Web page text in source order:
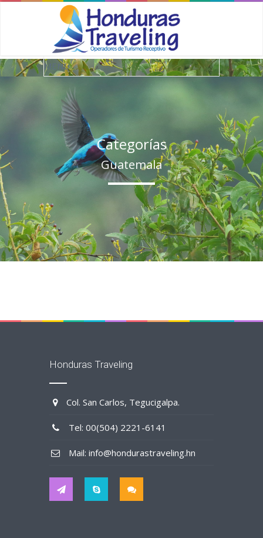
Categorías
Guatemala
Honduras Traveling
Col. San Carlos, Tegucigalpa.
Tel: 00(504) 2221-6141
Mail: info@hondurastraveling.hn